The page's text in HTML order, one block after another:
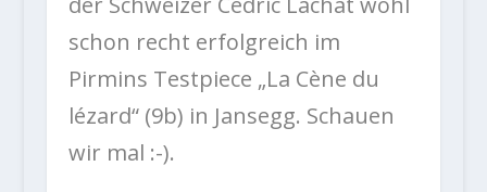
schon recht erfolgreich im
Pirmins Testpiece „La Cène du
lézard“ (9b) in Jansegg. Schauen
wir mal :-).